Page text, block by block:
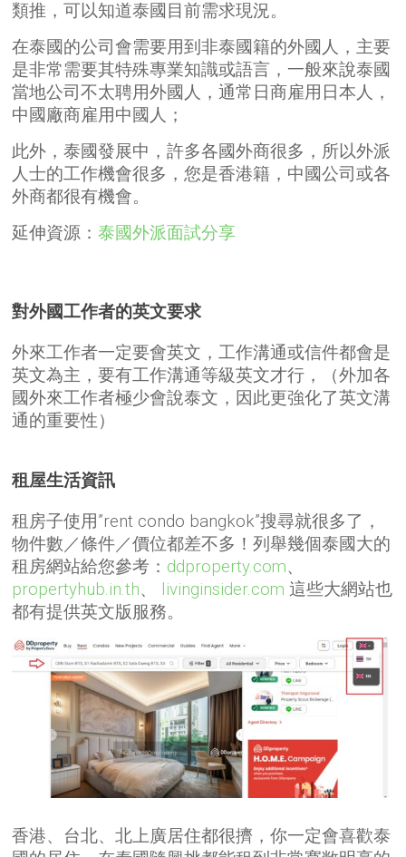
類推，可以知道泰國目前需求現況。
在泰國的公司會需要用到非泰國籍的外國人，主要
是非常需要其特殊專業知識或語言，一般來說泰國
當地公司不太聘用外國人，通常日商雇用日本人，
中國廠商雇用中國人；
此外，泰國發展中，許多各國外商很多，所以外派
人士的工作機會很多，您是香港籍，中國公司或各
外商都很有機會。
延伸資源：泰國外派面試分享
對外國工作者的英文要求
外來工作者一定要會英文，工作溝通或信件都會是
英文為主，要有工作溝通等級英文才行，（外加各
國外來工作者極少會說泰文，因此更強化了英文溝
通的重要性）
租屋生活資訊
租房子使用”rent condo bangkok”搜尋就很多了，
物件數／條件／價位都差不多！列舉幾個泰國大的
租房網站給您參考： ddproperty.com、
propertyhub.in.th、 livinginsider.com 這些大網站也
都有提供英文版服務。
香港、台北、北上廣居住都很擠，你一定會喜歡泰